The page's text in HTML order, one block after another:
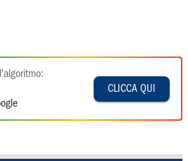
CLICCA QUI